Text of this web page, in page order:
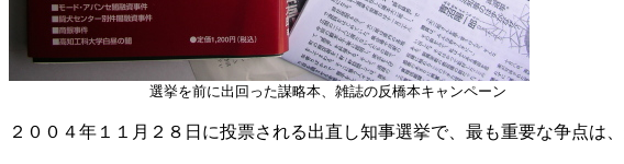
選挙を前に出回った謀略本、雑誌の反橋本キャンペーン
２００４年１１月２８日に投票される出直し知事選挙で、最も重要な争点は